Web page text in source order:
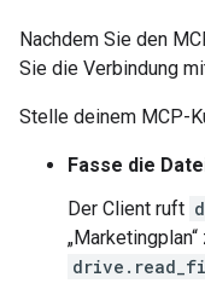
Nachdem Sie den
Sie die Verbindung
Stelle deinem MCP-
Fasse die
Der Client ruft